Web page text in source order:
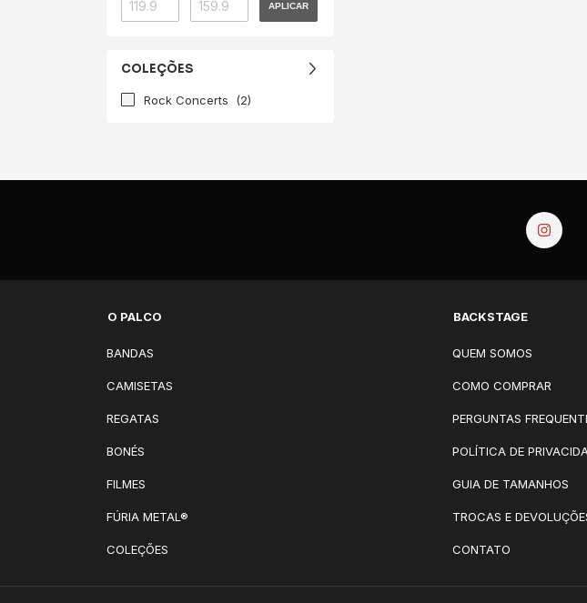
APLICAR
COLEÇÕES
Rock Concerts (2)
O PALCO
BANDAS
CAMISETAS
REGATAS
BONÉS
FILMES
FÚRIA METAL®
COLEÇÕES
BACKSTAGE
QUEM SOMOS
COMO COMPRAR
PERGUNTAS
POLÍTICA DE
GUIA DE TAMANHOS
TROCAS E
CONTATO